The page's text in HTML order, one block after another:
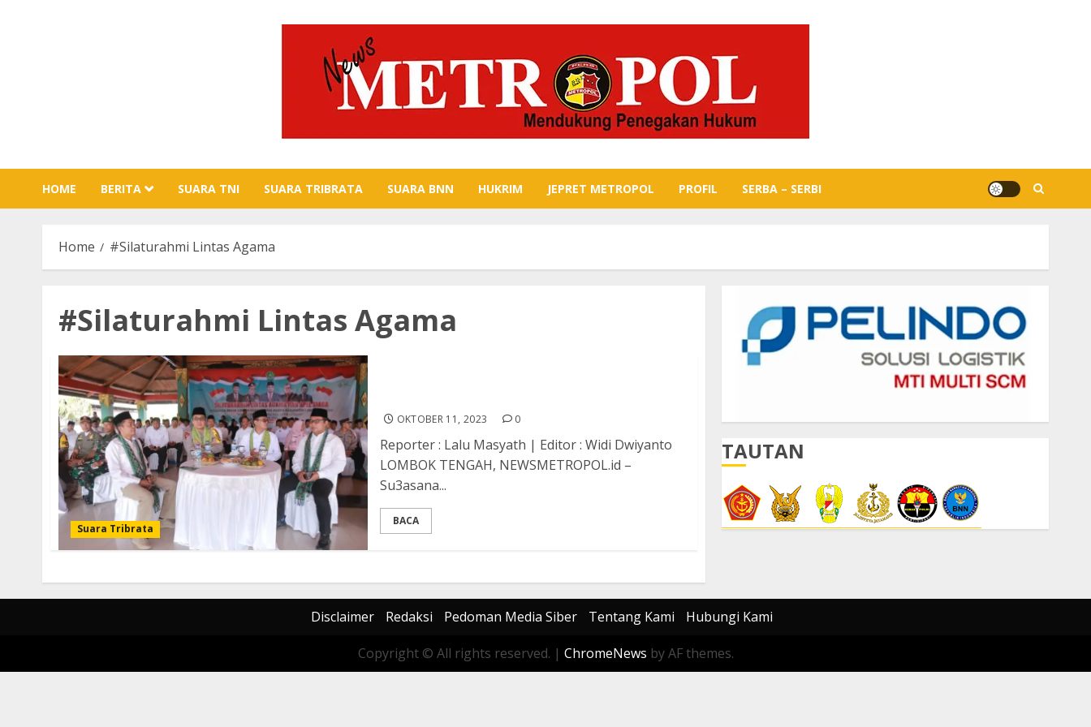
HOME BERITA SUARA TNI SUARA TRIBRATA SUARA BNN HUKRIM JEPRET METROPOL PROFIL SERBA – SERBI
Home #Silaturahmi Lintas Agama
#Silaturahmi Lintas Agama
Suara Tribrata
OKTOBER 11, 2023 0
Reporter : Lalu Masyath | Editor : Widi Dwiyanto
LOMBOK TENGAH, NEWSMETROPOL.id –
Su3asana...
BACA
TAUTAN
Disclaimer Redaksi Pedoman Media Siber Tentang Kami Hubungi Kami
Copyright © All rights reserved. | ChromeNews by AF themes.